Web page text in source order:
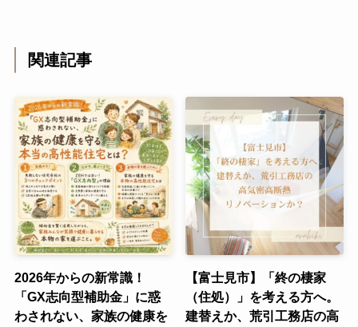
関連記事
2026年からの新常識！
「GX志向型補助金」に惑
わされない、家族の健康を
【富士見市】「終の棲家
（住処）」を考える方へ。
建替えか、荒引工務店の高